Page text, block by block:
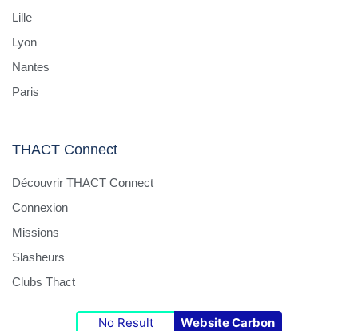
Lille
Lyon
Nantes
Paris
THACT Connect
Découvrir THACT Connect
Connexion
Missions
Slasheurs
Clubs Thact
No Result Website Carbon